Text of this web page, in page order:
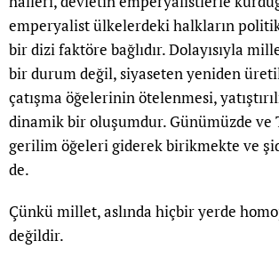
emperyalist ülkelerdeki halkların
bir dizi faktöre bağlıdır. Dolayısıyla
bir durum değil, siyaseten yeniden
çatışma öğelerinin ötelenmesi,
dinamik bir oluşumdur. Günümüzde ve
gerilim öğeleri giderek birikmekte ve
de.
Çünkü millet, aslında hiçbir yerde
değildir.